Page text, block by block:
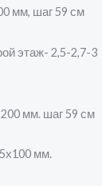
мм, шаг 59 см
этаж- 2,5-2,7-3
мм. шаг 59 см
мм.